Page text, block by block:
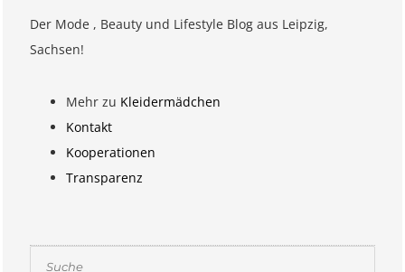
Der Mode , Beauty und Lifestyle Blog aus Leipzig,
Sachsen!
Mehr zu Kleidermädchen
Kontakt
Kooperationen
Transparenz